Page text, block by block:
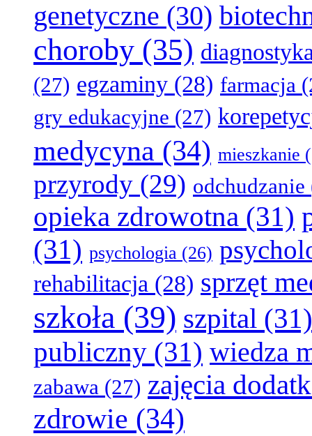
genetyczne (30)
choroby (35)
(27) egzaminy (28) farmacja
gry edukacyjne (27)
medycyna (34) mieszkanie
przyrody (29) odchudzanie
opieka zdrowotna (31)
(31) psychologia (26)
rehabilitacja (28) sprzęt
szkoła (39) szpital (31)
publiczny (31) wiedza
zabawa (27) zajęcia
zdrowie (34)